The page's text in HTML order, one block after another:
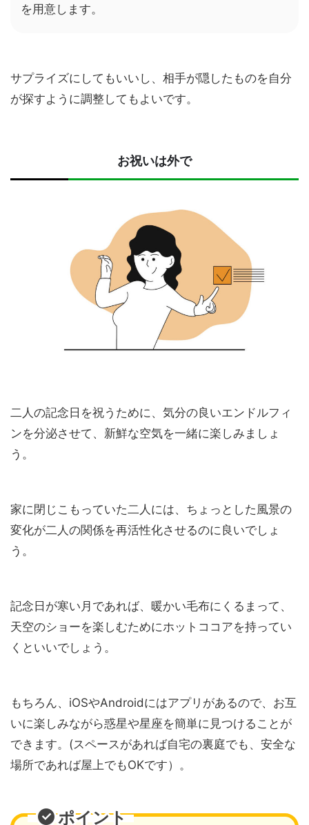
を用意します。
サプライズにしてもいいし、相手が隠したものを自分
が探すように調整してもよいです。
お祝いは外で
二人の記念日を祝うために、気分の良いエンドルフィ
ンを分泌させて、新鮮な空気を一緒に楽しみましょ
う。
家に閉じこもっていた二人には、ちょっとした風景の
変化が二人の関係を再活性化させるのに良いでしょ
う。
記念日が寒い月であれば、暖かい毛布にくるまって、
天空のショーを楽しむためにホットココアを持ってい
くといいでしょう。
もちろん、iOSやAndroidにはアプリがあるので、お互
いに楽しみながら惑星や星座を簡単に見つけることが
できます。(スペースがあれば自宅の裏庭でも、安全な
場所であれば屋上でもOKです）。
ポイント